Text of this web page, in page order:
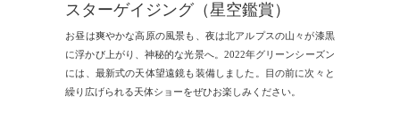
スターゲイジング（星空鑑賞）
お昼は爽やかな高原の風景も、夜は北アルプスの山々が漆黒
に浮かび上がり、神秘的な光景へ。2022年グリーンシーズン
には、最新式の天体望遠鏡も装備しました。目の前に次々と
繰り広げられる天体ショーをぜひお楽しみください。